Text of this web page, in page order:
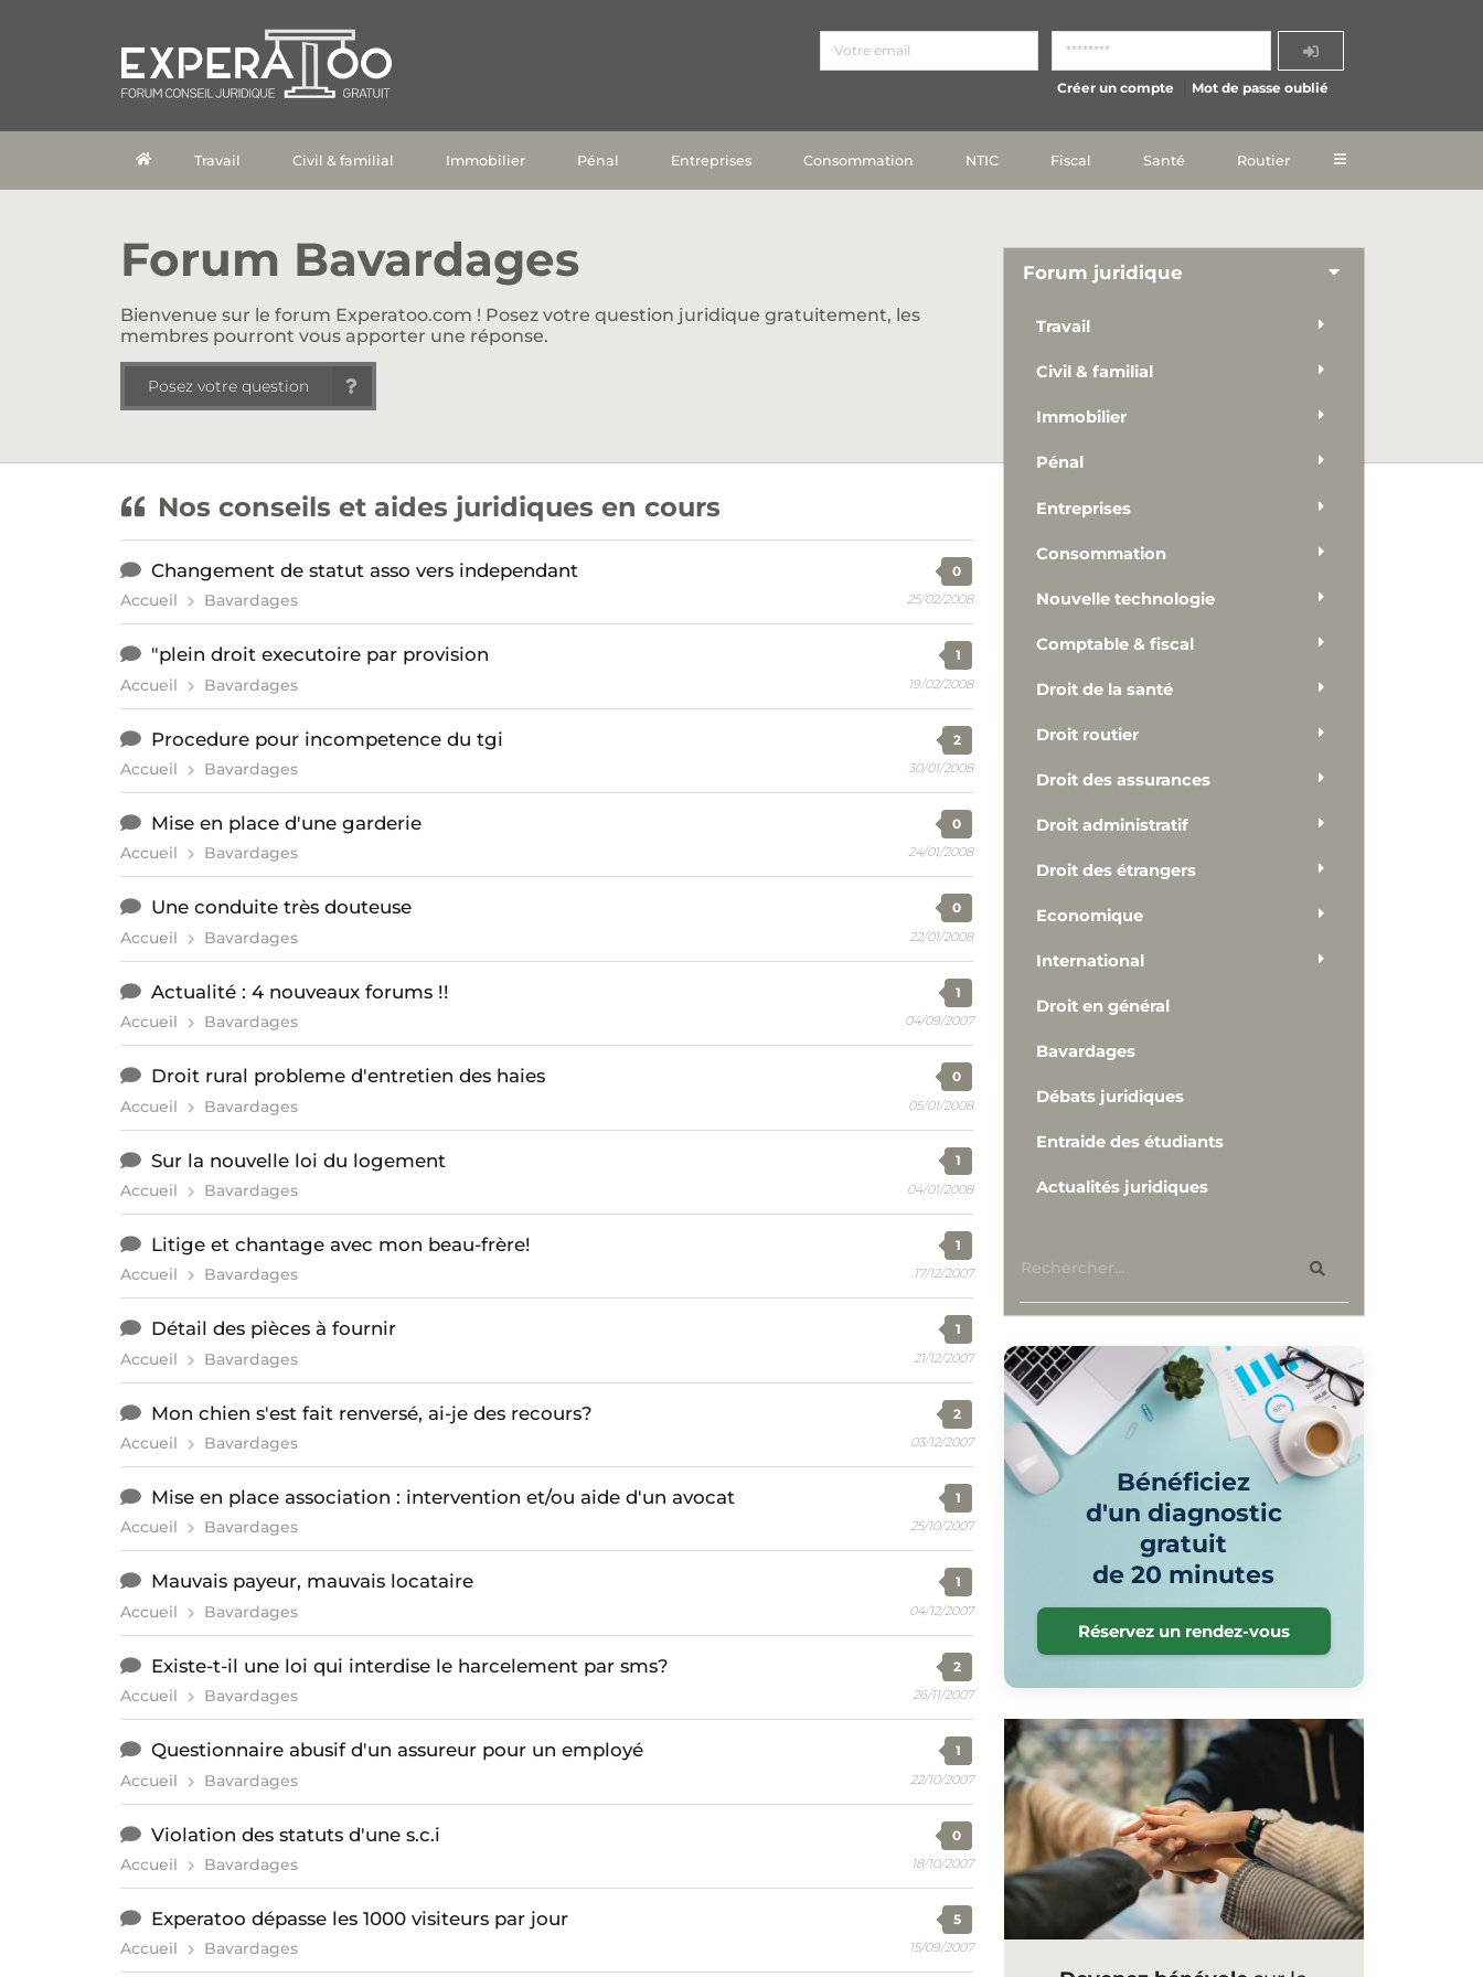
Créer un compte Mot de passe oublié
Travail Civil & familial Immobilier Pénal Entreprises Consommation NTIC Fiscal Santé Routier
Forum Bavardages
Bienvenue sur le forum Experatoo.com ! Posez votre question juridique gratuitement, les
membres pourront vous apporter une réponse.
Posez votre question
Nos conseils et aides juridiques en cours
Changement de statut asso vers independant
Accueil Bavardages
0
25/02/2008
"plein droit executoire par provision
Accueil Bavardages
1
19/02/2008
Procedure pour incompetence du tgi
Accueil Bavardages
2
30/01/2008
Mise en place d'une garderie
Accueil Bavardages
0
24/01/2008
Une conduite très douteuse
Accueil Bavardages
0
22/01/2008
Actualité : 4 nouveaux forums !!
Accueil Bavardages
1
04/09/2007
Droit rural probleme d'entretien des haies
Accueil Bavardages
0
05/01/2008
Sur la nouvelle loi du logement
Accueil Bavardages
1
04/01/2008
Litige et chantage avec mon beau-frère!
Accueil Bavardages
1
17/12/2007
Détail des pièces à fournir
Accueil Bavardages
1
21/12/2007
Mon chien s'est fait renversé, ai-je des recours?
Accueil Bavardages
2
03/12/2007
Mise en place association : intervention et/ou aide d'un avocat
Accueil Bavardages
1
25/10/2007
Mauvais payeur, mauvais locataire
Accueil Bavardages
1
04/12/2007
Existe-t-il une loi qui interdise le harcelement par sms?
Accueil Bavardages
2
26/11/2007
Questionnaire abusif d'un assureur pour un employé
Accueil Bavardages
1
22/10/2007
Violation des statuts d'une s.c.i
Accueil Bavardages
0
18/10/2007
Experatoo dépasse les 1000 visiteurs par jour
Accueil Bavardages
5
15/09/2007
Forum juridique
Travail
Civil & familial
Immobilier
Pénal
Entreprises
Consommation
Nouvelle technologie
Comptable & fiscal
Droit de la santé
Droit routier
Droit des assurances
Droit administratif
Droit des étrangers
Economique
International
Droit en général
Bavardages
Débats juridiques
Entraide des étudiants
Actualités juridiques
Bénéficiez
d'un diagnostic
gratuit
de 20 minutes
Réservez un rendez-vous